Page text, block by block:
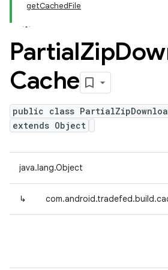
getCachedFile
PartialZip
Cache
public class
extends Object
java.lang.Object
↳